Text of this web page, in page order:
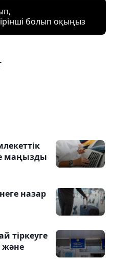
болып оқыңыз
маңызды
назар
тіркеуге
және